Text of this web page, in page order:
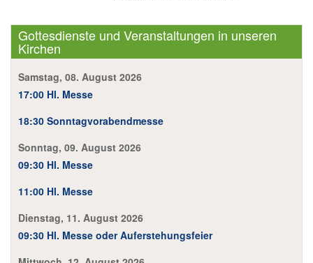
Gottesdienste und Veranstaltungen in unseren
Kirchen
Samstag, 08. August 2026
17:00 Hl. Messe
18:30 Sonntagvorabendmesse
Sonntag, 09. August 2026
09:30 Hl. Messe
11:00 Hl. Messe
Dienstag, 11. August 2026
09:30 Hl. Messe oder Auferstehungsfeier